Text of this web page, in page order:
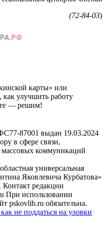
(72-84-03)
карты» или
как улучшить работу
— решим!
87001 выдан 19.03.2024
в сфере связи,
коммуникаций
универсальная
Яковлевича Курбатова»
редакции
При использовании
pskovlib.ru обязательна.
не поддаться на уловки